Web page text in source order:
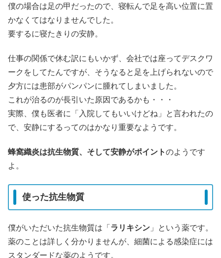
僕の場合は足の甲だったので、寝転んで足を高い位置に置
かなくてはなりませんでした。
要するに寝たきりの安静。
仕事の関係で休む訳にもいかず、会社では座ってデスクワ
ークをしてたんですが、そうなると足を上げられないので
夕方には患部がパンパンに腫れてしまいました。
これが治るのが長引いた原因であるかも・・・
実際、僕も医者に「入院してもいいけどね」と言われたの
で、安静にするってのはかなり重要なようです。
蜂窩織炎は抗生物質、そして安静がポイントのようです
よ。
使った抗生物質
僕がいただいた抗生物質は「 ラリキシン 」という薬です。
薬のことは詳しく分かりませんが、細菌による感染症には
スタンダードな薬のようです。